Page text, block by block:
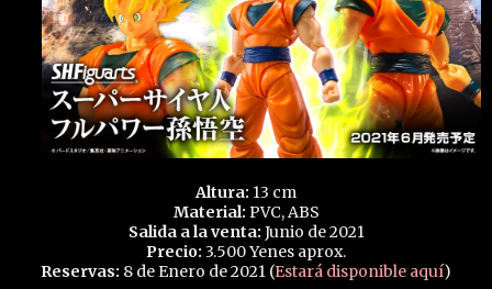
Altura: 13 cm
Material: PVC, ABS
Salida a la venta: Junio de 2021
Precio: 3.500 Yenes aprox.
Reservas: 8 de Enero de 2021 (Estará disponible aquí)